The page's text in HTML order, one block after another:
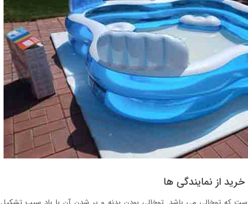
از نمایندگی ها